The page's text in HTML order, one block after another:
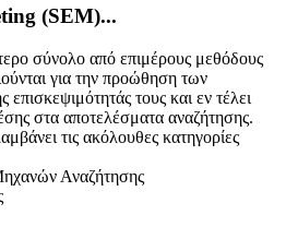
(SEM)...
σύνολο από επιμέρους μεθόδους
για την προώθηση των
τους και εν τέλει
στα αποτελέσματα αναζήτησης.
τις ακόλουθες κατηγορίες
Αναζήτησης